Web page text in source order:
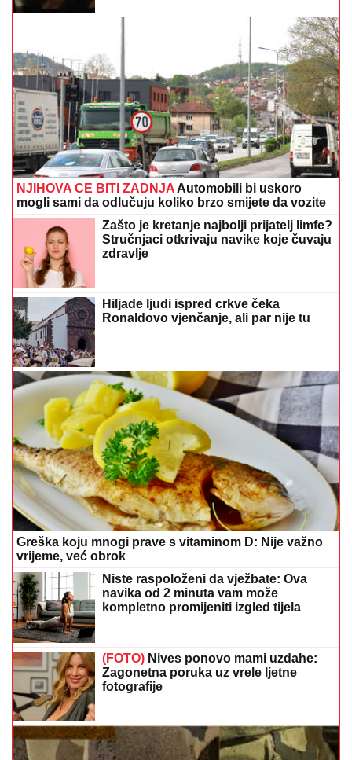
NJIHOVA ĆE BITI ZADNJA Automobili bi uskoro
mogli sami da odlučuju koliko brzo smijete da vozite
Zašto je kretanje najbolji prijatelj limfe?
Stručnjaci otkrivaju navike koje čuvaju
zdravlje
Hiljade ljudi ispred crkve čeka
Ronaldovo vjenčanje, ali par nije tu
Greška koju mnogi prave s vitaminom D: Nije važno
vrijeme, već obrok
Niste raspoloženi da vježbate: Ova
navika od 2 minuta vam može
kompletno promijeniti izgled tijela
(FOTO) Nives ponovo mami uzdahe:
Zagonetna poruka uz vrele ljetne
fotografije